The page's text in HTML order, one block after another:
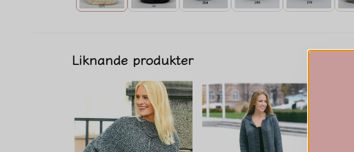
Liknande produkter